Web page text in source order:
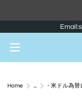
Home ... - 米ドル為替